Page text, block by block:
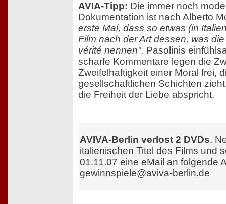
AVIA-Tipp: Die immer noch
Dokumentation ist nach Alberto
erste Mal, dass so etwas (in
Film nach der Art dessen, was
vérité nennen". Pasolinis
scharfe Kommentare legen die
Zweifelhaftigkeit einer Moral frei,
gesellschaftlichen Schichten
die Freiheit der Liebe abspricht.
AVIVA-Berlin verlost 2 DVDs.
italienischen Titel des Films und
01.11.07 eine eMail an folgende
gewinnspiele@aviva-berlin.de